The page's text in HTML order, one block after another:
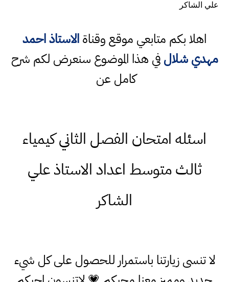
علي الشاكر
اهلا بكم متابعي موقع وقناةالاستاذ احمد
مهدي شلالفي هذا الموضوع سنعرض لكم شرح
كامل عن
اسئله امتحان الفصل الثاني كيمياء
ثالث متوسط اعداد الاستاذ علي
الشاكر
لا تنسى زيارتنا باستمرار للحصول على كل شيء